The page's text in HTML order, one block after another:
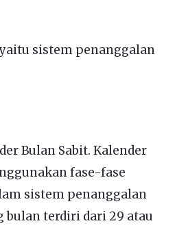
sistem penanggalan
Bulan Sabit. Kalender
fase-fase
sistem penanggalan
bulan terdiri dari 29 atau